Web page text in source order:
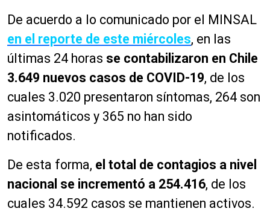
De acuerdo a lo comunicado por el MINSAL
en el reporte de este miércoles, en las
últimas 24 horas se contabilizaron en Chile
3.649 nuevos casos de COVID-19, de los
cuales 3.020 presentaron síntomas, 264 son
asintomáticos y 365 no han sido
notificados.
De esta forma, el total de contagios a nivel
nacional se incrementó a 254.416, de los
cuales 34.592 casos se mantienen activos.